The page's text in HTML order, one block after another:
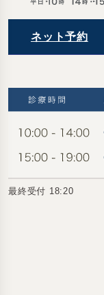
ネット予約
最終受付 18:20